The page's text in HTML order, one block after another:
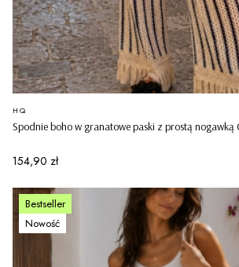
Spodnie boho w granatowe paski z prostą nogawką
PRODUCENT
HQ
Cena
154,90 zł
Bestseller
Nowość